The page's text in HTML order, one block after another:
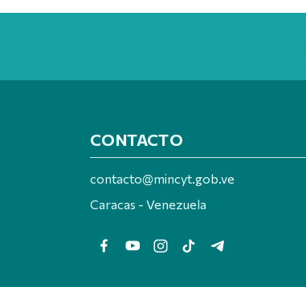
CONTACTO
contacto@mincyt.gob.ve
Caracas - Venezuela